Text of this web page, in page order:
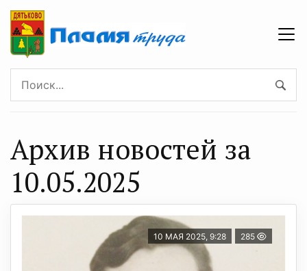
Архив новостей за
10.05.2025
10 МАЯ 2025, 9:28 285